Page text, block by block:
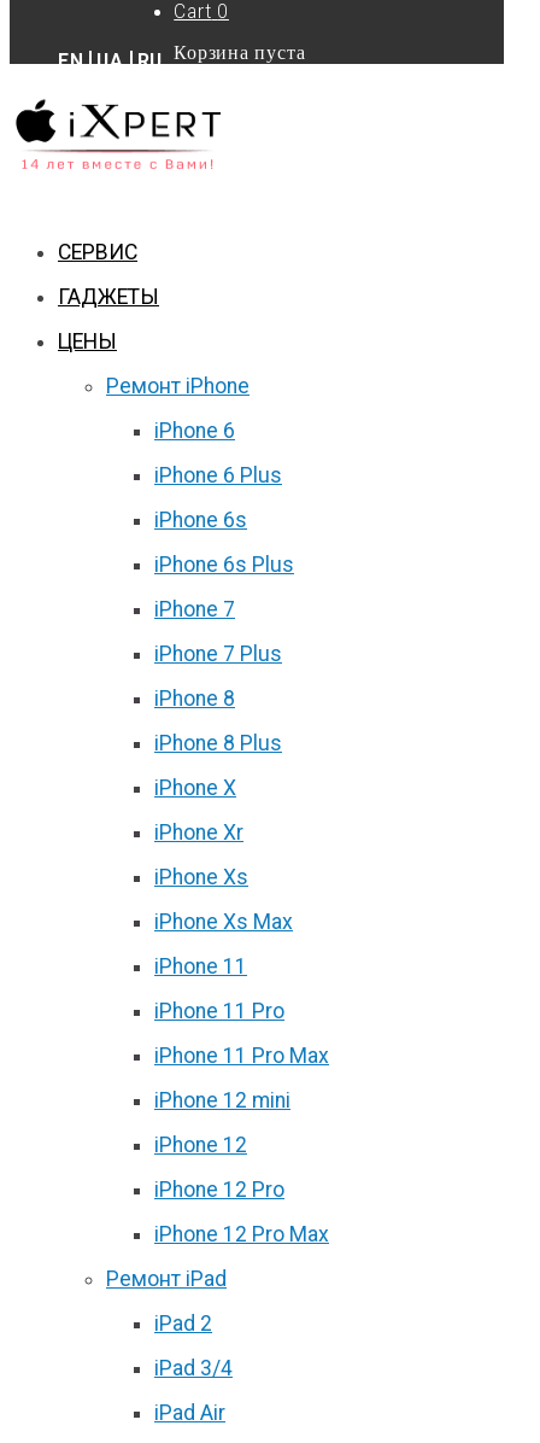
EN UA RU
Cart 0
Корзина пуста
СЕРВИС
ГАДЖЕТЫ
ЦЕНЫ
Ремонт iPhone
iPhone 6
iPhone 6 Plus
iPhone 6s
iPhone 6s Plus
iPhone 7
iPhone 7 Plus
iPhone 8
iPhone 8 Plus
iPhone X
iPhone Xr
iPhone Xs
iPhone Xs Max
iPhone 11
iPhone 11 Pro
iPhone 11 Pro Max
iPhone 12 mini
iPhone 12
iPhone 12 Pro
iPhone 12 Pro Max
Ремонт iPad
iPad 2
iPad 3/4
iPad Air